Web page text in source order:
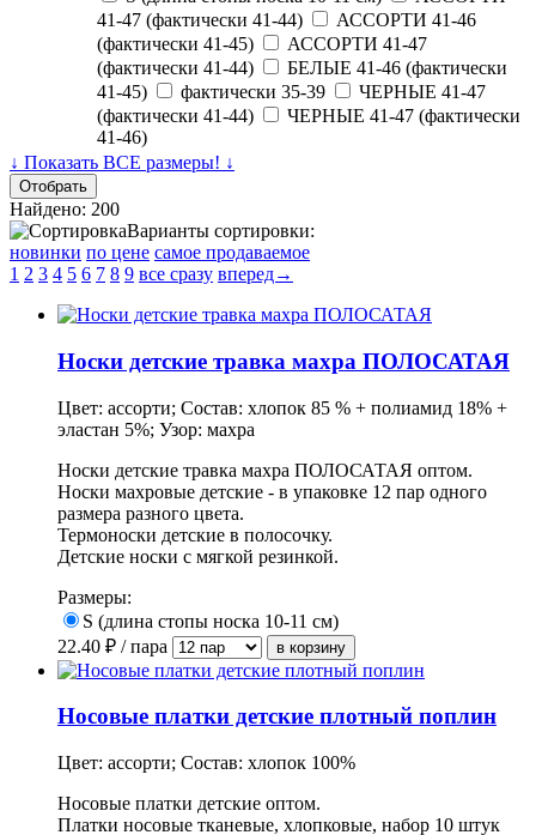
41-47 (фактически 41-44)
АССОРТИ 41-46
(фактически 41-45)
АССОРТИ 41-47
(фактически 41-44)
БЕЛЫЕ 41-46 (фактически
41-45)
фактически 35-39
ЧЕРНЫЕ 41-47
(фактически 41-44)
ЧЕРНЫЕ 41-47 (фактически
41-46)
↓ Показать ВСЕ размеры! ↓
Найдено: 200
Варианты сортировки:
новинки по цене самое продаваемое
1 2 3 4 5 6 7 8 9 все сразу вперед→
Носки детские травка махра ПОЛОСАТАЯ
Цвет: ассорти; Состав: хлопок 85 % + полиамид 18% +
эластан 5%; Узор: махра
Носки детские травка махра ПОЛОСАТАЯ оптом.
Носки махровые детские - в упаковке 12 пар одного
размера разного цвета.
Термоноски детские в полосочку.
Детские носки с мягкой резинкой.
Размеры:
S (длина стопы носка 10-11 см)
22.40 ₽ / пара
Носовые платки детские плотный поплин
Цвет: ассорти; Состав: хлопок 100%
Носовые платки детские оптом.
Платки носовые тканевые, хлопковые, набор 10 штук